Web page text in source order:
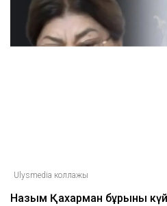
Ulysmedia коллажы
Назым Қахарман бұрынғы